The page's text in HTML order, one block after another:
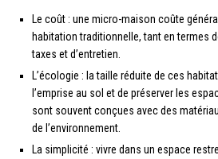
Le coût : une micro-maison coûte
habitation traditionnelle, tant en termes
taxes et d’entretien.
L’écologie : la taille réduite de ces
l’emprise au sol et de préserver les
sont souvent conçues avec des
de l’environnement.
La simplicité : vivre dans un espace